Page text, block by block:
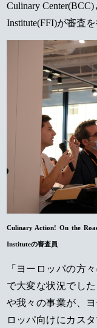
Culinary
Institute(FFI)が審査を
Culinary Action! On the
Instituteの審査員
「ヨーロッパの方
で大変な状況でし
や我々の事業が、
ロッパ向けにカス